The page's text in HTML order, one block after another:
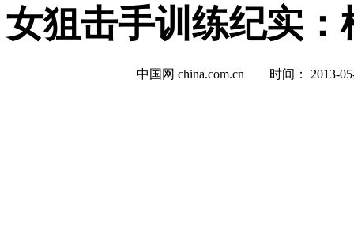
女狙击手训练纪实
中国网 china.com.cn 时间：